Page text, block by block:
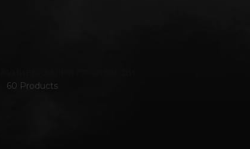
60 Products